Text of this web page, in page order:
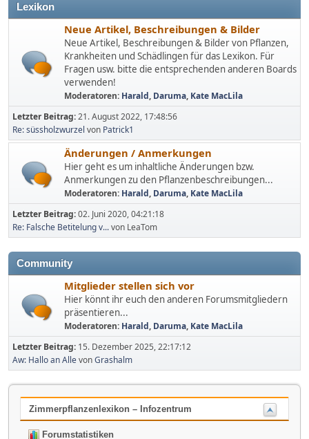
Lexikon
Neue Artikel, Beschreibungen & Bilder
Neue Artikel, Beschreibungen & Bilder von Pflanzen,
Krankheiten und Schädlingen für das Lexikon. Für
Fragen usw. bitte die entsprechenden anderen Boards
verwenden!
Moderatoren: Harald, Daruma, Kate MacLila
Letzter Beitrag:21. August 2022, 17:48:56
Re: süssholzwurzel von Patrick1
Änderungen / Anmerkungen
Hier geht es um inhaltliche Änderungen bzw.
Anmerkungen zu den Pflanzenbeschreibungen...
Moderatoren: Harald, Daruma, Kate MacLila
Letzter Beitrag:02. Juni 2020, 04:21:18
Re: Falsche Betitelung v...von LeaTom
Community
Mitglieder stellen sich vor
Hier könnt ihr euch den anderen Forumsmitgliedern
präsentieren...
Moderatoren: Harald, Daruma, Kate MacLila
Letzter Beitrag: 15. Dezember 2025, 22:17:12
Aw: Hallo an AllevonGrashalm
Zimmerpflanzenlexikon – Infozentrum
Forumstatistiken